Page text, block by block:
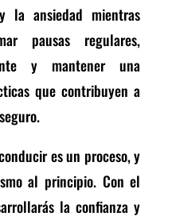
la ansiedad mientras
pausas regulares,
y mantener una
que contribuyen a
es un proceso, y
al principio. Con el
la confianza y